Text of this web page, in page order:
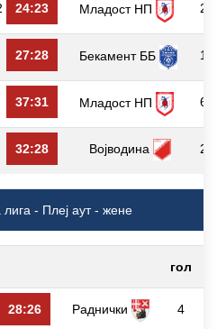
24:23 Младост НП 2
27:28 Бекамент ББ 1
37:31 Младост НП 6
32:28 Војводина 2
- Плеј аут - жене
гол
28:26 Раднички 4